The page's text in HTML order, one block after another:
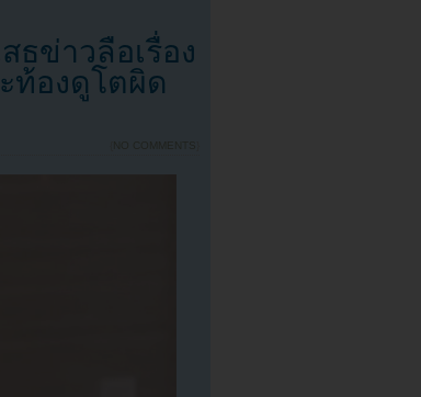
ธข่าวลือเรื่อง
ท้องดูโตผิด
NO COMMENTS